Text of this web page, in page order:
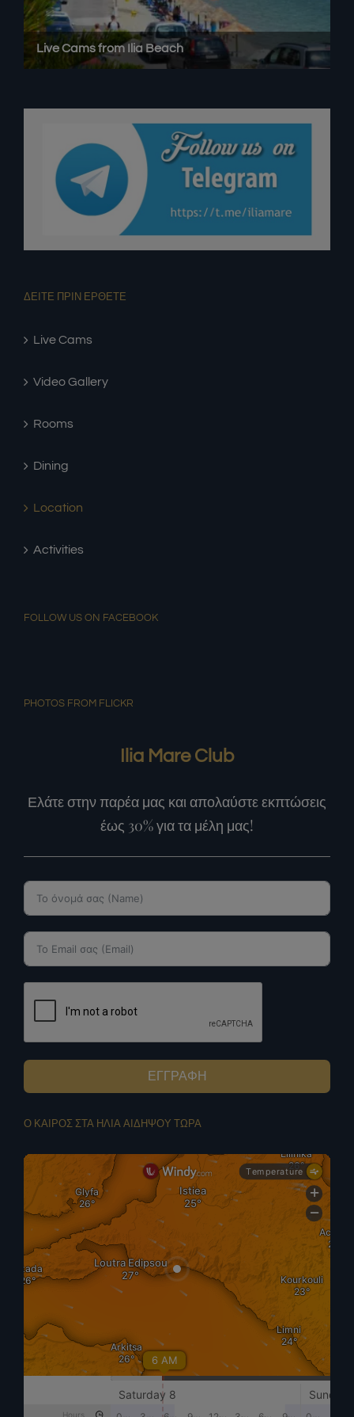
ΔΕΙΤΕ ΠΡΙΝ ΕΡΘΕΤΕ
Live Cams
Video Gallery
Rooms
Dining
Location
Activities
FOLLOW US ON FACEBOOK
PHOTOS FROM FLICKR
Ilia Mare Club
Ελάτε στην παρέα μας και απολαύστε εκπτώσεις
έως 30% για τα μέλη μας!
ΕΓΓΡΑΦΗ
Ο ΚΑΙΡΟΣ ΣΤΑ ΗΛΙΑ ΑΙΔΗΨΟΥ ΤΩΡΑ